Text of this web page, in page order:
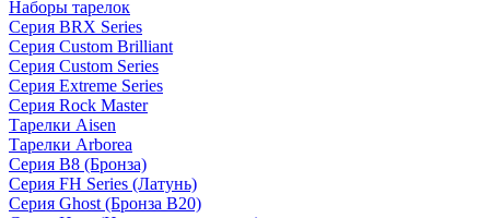
Наборы тарелок
Серия BRX Series
Серия Custom Brilliant
Серия Custom Series
Серия Extreme Series
Серия Rock Master
Тарелки Aisen
Тарелки Arborea
Серия B8 (Бронза)
Серия FH Series (Латунь)
Серия Ghost (Бронза B20)